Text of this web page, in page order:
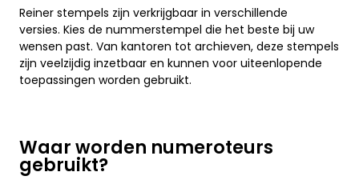
Reiner stempels zijn verkrijgbaar in verschillende
versies. Kies de nummerstempel die het beste bij uw
wensen past. Van kantoren tot archieven, deze stempels
zijn veelzijdig inzetbaar en kunnen voor uiteenlopende
toepassingen worden gebruikt.
Waar worden numeroteurs
gebruikt?